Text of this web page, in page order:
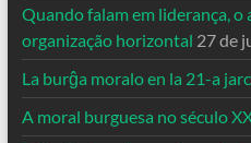
Quando falam em liderança,
organização horizontal 27 de
La burĝa moralo en la 21-a
A moral burguesa no século